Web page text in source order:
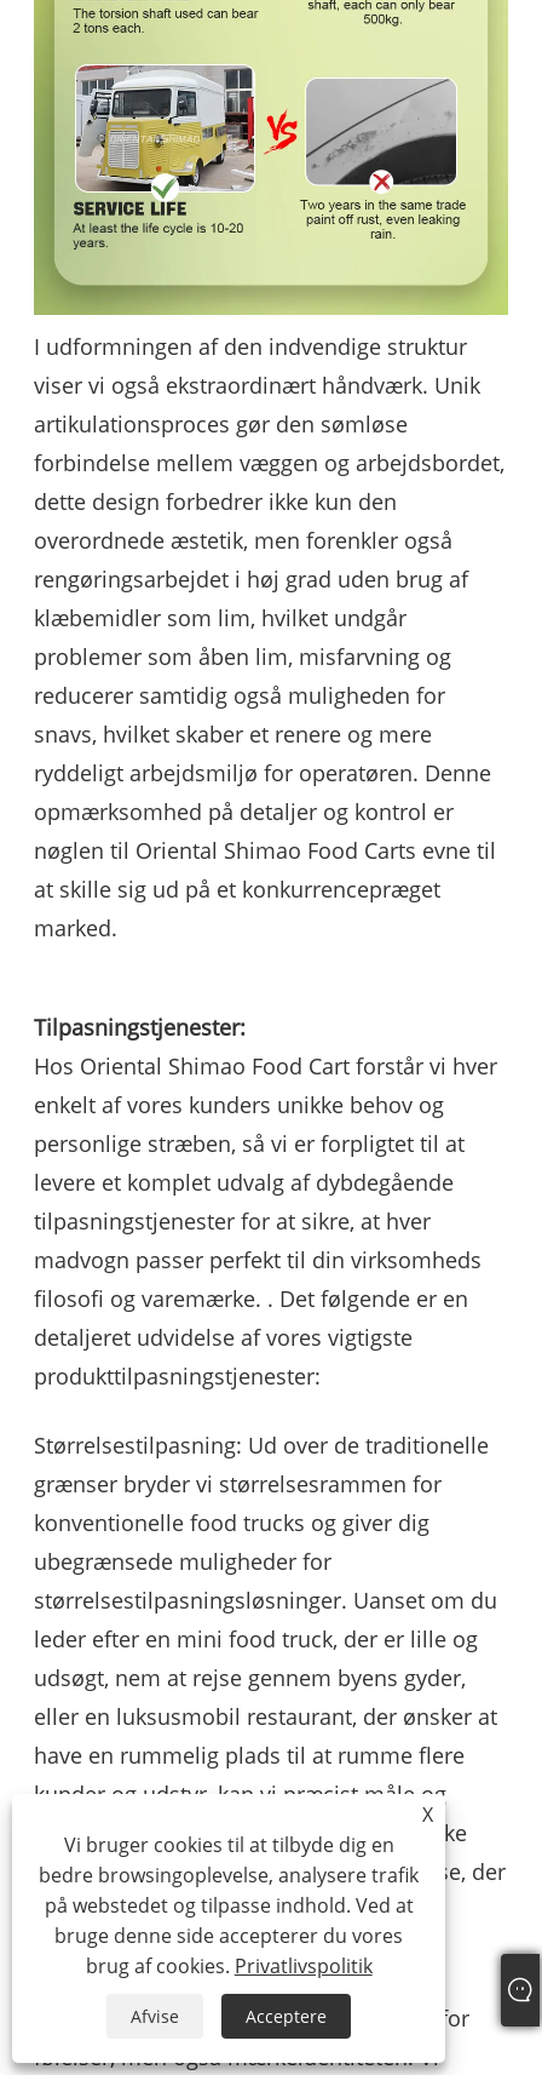
I udformningen af ​​den indvendige struktur
viser vi også ekstraordinært håndværk. Unik
artikulationsproces gør den sømløse
forbindelse mellem væggen og arbejdsbordet,
dette design forbedrer ikke kun den
overordnede æstetik, men forenkler også
rengøringsarbejdet i høj grad uden brug af
klæbemidler som lim, hvilket undgår
problemer som åben lim, misfarvning og
reducerer samtidig også muligheden for
snavs, hvilket skaber et renere og mere
ryddeligt arbejdsmiljø for operatøren. Denne
opmærksomhed på detaljer og kontrol er
nøglen til Oriental Shimao Food Carts evne til
at skille sig ud på et konkurrencepræget
marked.
Tilpasningstjenester:
Hos Oriental Shimao Food Cart forstår vi hver
enkelt af vores kunders unikke behov og
personlige stræben, så vi er forpligtet til at
levere et komplet udvalg af dybdegående
tilpasningstjenester for at sikre, at hver
madvogn passer perfekt til din virksomheds
filosofi og varemærke. . Det følgende er en
detaljeret udvidelse af vores vigtigste
produkttilpasningstjenester:
Størrelsestilpasning: Ud over de traditionelle
grænser bryder vi størrelsesrammen for
konventionelle food trucks og giver dig
ubegrænsede muligheder for
størrelsestilpasningsløsninger. Uanset om du
leder efter en mini food truck, der er lille og
udsøgt, nem at rejse gennem byens gyder,
eller en luksusmobil restaurant, der ønsker at
have en rummelig plads til at rumme flere
kunder og udstyr, kan vi præcist måle og
omhyggeligt designe iht. til dine specifikke
behov for at skabe en food truck-størrelse, der
opfylder de faktiske behov og er fuld af
kreativitet.
Tilpasning af udseende: Farve er udtryk for
følelser, men også mærkeidentiteten. Vi
X
Vi bruger cookies til at tilbyde dig en
bedre browsingoplevelse, analysere trafik
på webstedet og tilpasse indhold. Ved at
bruge denne side accepterer du vores
brug af cookies. Privatlivspolitik
Afvise Acceptere